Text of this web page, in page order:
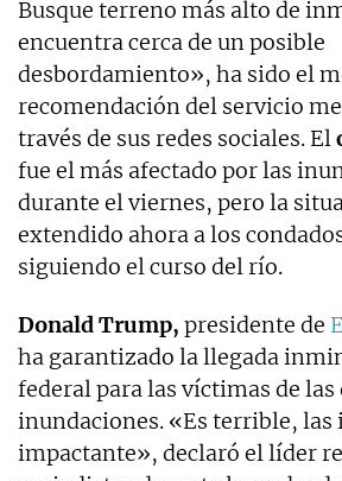
Busque terreno más alto de
encuentra cerca de un posible
desbordamiento», ha sido el
recomendación del servicio
través de sus redes sociales. El
fue el más afectado por las
durante el viernes, pero la
extendido ahora a los
siguiendo el curso del río.
Donald Trump, presidente de
ha garantizado la llegada
federal para las víctimas de las
inundaciones. «Es terrible, las
impactante», declaró el líder